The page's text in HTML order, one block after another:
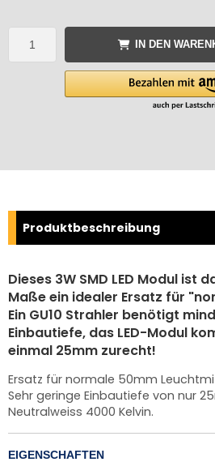
IN DEN
Produktbeschreibung
Dieses 3W SMD LED Modul ist
Maße ein idealer Ersatz für
Ein GU10 Strahler benötigt
Einbautiefe, das LED-Modul
einmal 25mm zurecht!
Ersatz für normale 50mm
Sehr geringe Einbautiefe von nur
Neutralweiss 4000 Kelvin.
EIGENSCHAFTEN